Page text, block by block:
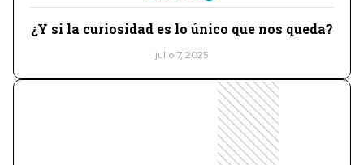
¿Y si la curiosidad es lo único que nos queda?
julio 7, 2025